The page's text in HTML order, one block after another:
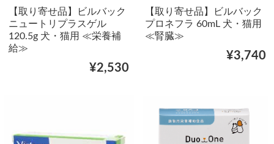
【取り寄せ品】ビルバック
ニュートリプラスゲル
120.5g 犬・猫用 ≪栄養補
給≫
¥2,530
【取り寄せ品】ビルバック
プロネフラ 60mL 犬・猫用
≪腎臓≫
¥3,740